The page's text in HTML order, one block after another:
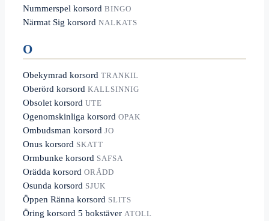
Nummerspel korsord BINGO
Närmat Sig korsord NALKATS
O
Obekymrad korsord TRANKIL
Oberörd korsord KALLSINNIG
Obsolet korsord UTE
Ogenomskinliga korsord OPAK
Ombudsman korsord JO
Onus korsord SKATT
Ormbunke korsord SAFSA
Orädda korsord ORÄDD
Osunda korsord SJUK
Öppen Ränna korsord SLITS
Öring korsord 5 bokstäver ATOLL